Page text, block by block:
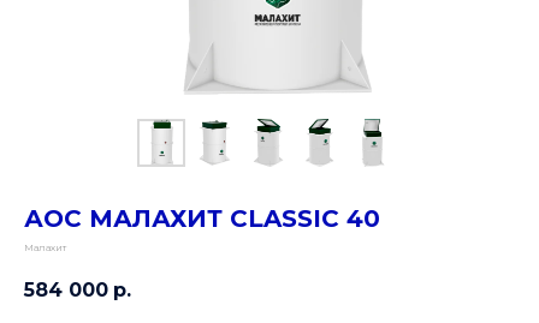
АОС МАЛАХИТ CLASSIC 40
Малахит
584 000 р.